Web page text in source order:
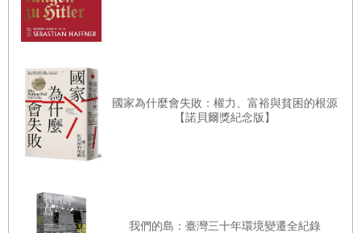
譴責這次「駭人聽聞的恐怖攻擊」，呼籲各國將始作俑者繩
之以法。甚至連美國的敵對勢力也都聲援美方，伊朗有數千
人參加燭光守夜活動，強硬派人士更於二十二年來第一次沒
有在每週祈禱中高喊「美國去死」。
美國官方有了如此強大的後盾，也不必為了合理化戰爭而說
謊或編造消息。然而白宮、五角大廈和國務院的領導者很快
逝，這種矯飾變得更加根深蒂固。軍事指揮官和外交官更難
以承認錯誤，難以在公開場合中清楚、誠實地的評估局勢。
國家為什麼會失敗：權力、富裕與貧困的根源
【諾貝爾獎紀念版】
我們的島：臺灣三十年環境變遷全紀錄